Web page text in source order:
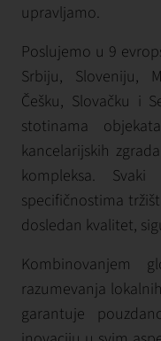
upravljamo.
Poslujemo u 9
Srbiju, Sloveniju,
Češku, Slovačku i
stotinama
kancelarijskih
kompleksa.
specifičnostima
dosledan kvalitet,
Kombinovanjem
razumevanja
garantuje